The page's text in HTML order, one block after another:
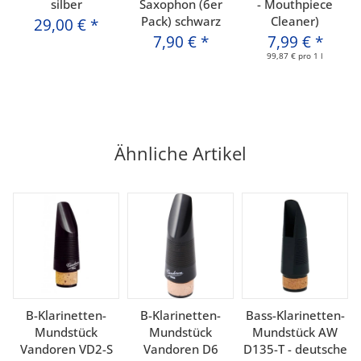
silber
29,00 € *
Saxophon (6er
Pack) schwarz
7,90 € *
- Mouthpiece
Cleaner)
7,99 € *
99,87 € pro 1 l
Ähnliche Artikel
B-Klarinetten-
Mundstück
Vandoren VD2-S
B-Klarinetten-
Mundstück
Vandoren D6
Bass-Klarinetten-
Mundstück AW
D135-T - deutsche